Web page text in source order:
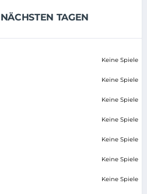
TAGEN
Keine Spiele
Keine Spiele
Keine Spiele
Keine Spiele
Keine Spiele
Keine Spiele
Keine Spiele